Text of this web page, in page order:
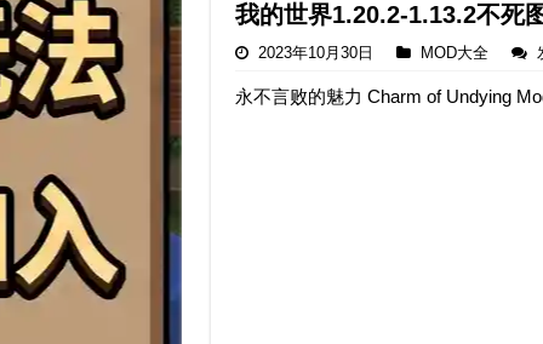
我的世界1.20.2-1.13.2不死
2023年10月30日 MOD大全
永不言败的魅力 Charm of Undying